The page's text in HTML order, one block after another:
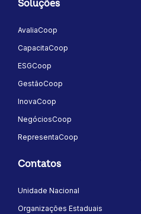
Soluções
AvaliaCoop
CapacitaCoop
ESGCoop
GestãoCoop
InovaCoop
NegóciosCoop
RepresentaCoop
Contatos
Unidade Nacional
Organizações Estaduais